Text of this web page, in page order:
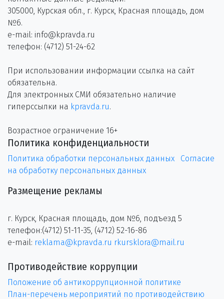
305000, Курская обл., г. Курск, Красная площадь, дом
№6.
e-mail: info@kpravda.ru
телефон: (4712) 51-24-62
При использовании информации ссылка на сайт
обязательна.
Для электронных СМИ обязательно наличие
гиперссылки на kpravda.ru.
Возрастное ограничение 16+
Политика конфиденциальности
Политика обработки персональных данных
Согласие
на обработку персональных данных
Размещение рекламы
г. Курск, Красная площадь, дом №6, подъезд 5
телефон:(4712) 51-11-35, (4712) 52-16-86
e-mail: reklama@kpravda.ru rkursklora@mail.ru
Противодействие коррупции
Положение об антикоррупционной политике
План-перечень мероприятий по противодействию